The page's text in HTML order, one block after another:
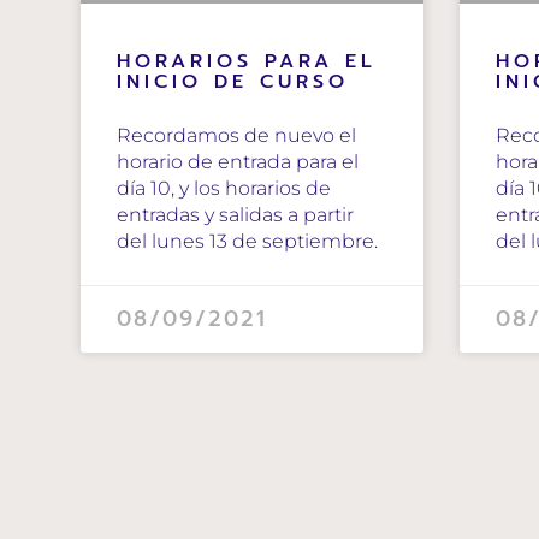
HORARIOS PARA EL
INICIO DE CURSO
Recordamos de nuevo el
horario de entrada para el
día 10, y los horarios de
entradas y salidas a partir
del lunes 13 de septiembre.
08/09/2021
día
del